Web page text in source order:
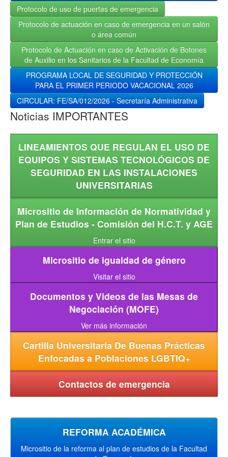
Protocolo de uso de puertas de emergencia
Protocolo de actuación en caso de emergencia en un salón
o área común
Protocolo de Actuación en caso de Activación de Botones
de Auxilio en los Sanitarios de la Facultad de Economía
PROGRAMA LOCAL DE SEGURIDAD Y PROTECCIÓN
PARA EL PRIMER PERIODO VACACIONAL 2026
CIRCULAR: FE/SA/012/2026 - Secretaría Administrativa
Noticias IMPORTANTES
LINEAMIENTOS QUE REGULAN EL USO DE
EQUIPOS Y SISTEMAS TECNOLÓGICOS DE
SEGURIDAD EN LAS INSTALACIONES
UNIVERSITARIAS
Micrositio de Información de Normatividad y
Plan de Estudios - Comisión del H.C.T. y AGE
Entrar el sitio
Micrositio de igualdad de género
Visitar el sitio
Documentos y Videos de las Mesas de
Negociación (MOFE)
Ver más información
Cartilla Universitaria De Buenas Prácticas
Enfocadas a Poblaciones LGBTIQ+
Contactos de emergencia
REFORMA ACADÉMICA
Micrositio de la reforma al plan de estudios de la Facultad